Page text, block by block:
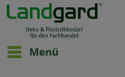
Menü